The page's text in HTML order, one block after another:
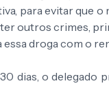
para evitar que
outros crimes,
droga com o
dias, o